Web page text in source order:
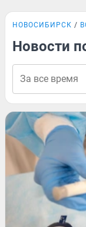
НОВОСИБИРСК
Новости